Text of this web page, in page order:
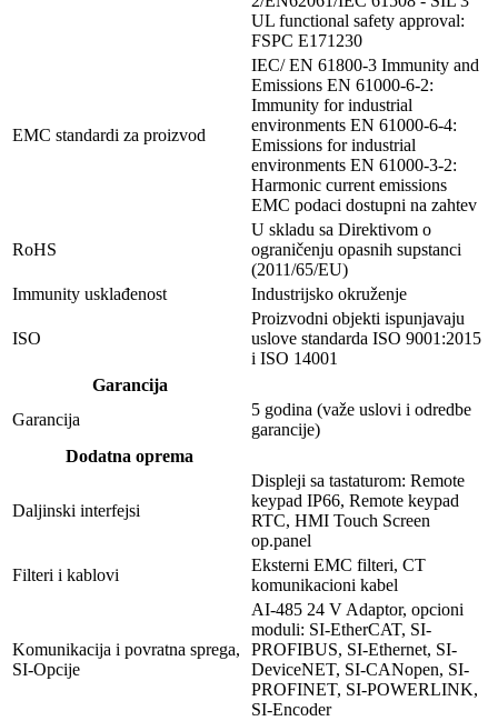
UL functional safety approval:
FSPC E171230
EMC standardi za proizvod
IEC/ EN 61800-3 Immunity and
Emissions EN 61000-6-2:
Immunity for industrial
environments EN 61000-6-4:
Emissions for industrial
environments EN 61000-3-2:
Harmonic current emissions
EMC podaci dostupni na zahtev
RoHS
U skladu sa Direktivom o
ograničenju opasnih supstanci
(2011/65/EU)
Immunity usklađenost
Industrijsko okruženje
ISO
Proizvodni objekti ispunjavaju
uslove standarda ISO 9001:2015
i ISO 14001
Garancija
Garancija
5 godina (važe uslovi i odredbe
garancije)
Dodatna oprema
Daljinski interfejsi
Displeji sa tastaturom: Remote
keypad IP66, Remote keypad
RTC, HMI Touch Screen
op.panel
Filteri i kablovi
Eksterni EMC filteri, CT
komunikacioni kabel
Komunikacija i povratna sprega,
SI-Opcije
AI-485 24 V Adaptor, opcioni
moduli: SI-EtherCAT, SI-
PROFIBUS, SI-Ethernet, SI-
DeviceNET, SI-CANopen, SI-
PROFINET, SI-POWERLINK,
SI-Encoder